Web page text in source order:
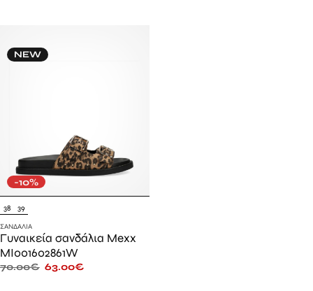
NEW
-10%
38 39
ΣΑΝΔΆΛΙΑ
Γυναικεία σανδάλια Mexx
MI001602861W
70.00€ 63.00€